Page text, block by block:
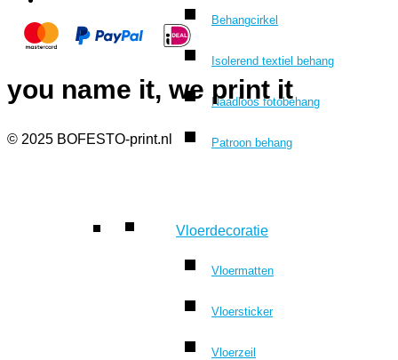
Behangcirkel
Isolerend textiel behang
Naadloos fotobehang
Patroon behang
Vloerdecoratie
Vloermatten
Vloersticker
Vloerzeil
you name it, we print it
© 2025 BOFESTO-print.nl